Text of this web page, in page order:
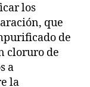
los
que
de
cloruro de
a
la